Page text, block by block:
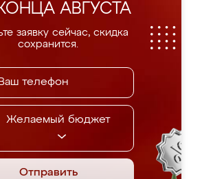
АВГУСТА
заявку сейчас, скидка
сохранится.
Желаемый бюджет
Отправить